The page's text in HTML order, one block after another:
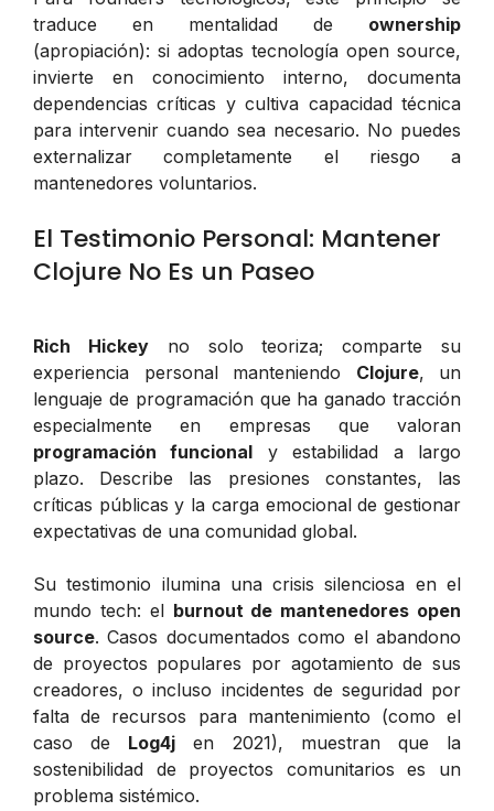
traduce en mentalidad de ownership
(apropiación): si adoptas tecnología open source,
invierte en conocimiento interno, documenta
dependencias críticas y cultiva capacidad técnica
para intervenir cuando sea necesario. No puedes
externalizar completamente el riesgo a
mantenedores voluntarios.
El Testimonio Personal: Mantener
Clojure No Es un Paseo
Rich Hickeyno solo teoriza; comparte su
experiencia personal manteniendo Clojure, un
lenguaje de programación que ha ganado tracción
especialmente en empresas que valoran
programación funcional y estabilidad a largo
plazo. Describe las presiones constantes, las
críticas públicas y la carga emocional de gestionar
expectativas de una comunidad global.
Su testimonio ilumina una crisis silenciosa en el
mundo tech: el burnout de mantenedores open
source. Casos documentados como el abandono
de proyectos populares por agotamiento de sus
creadores, o incluso incidentes de seguridad por
falta de recursos para mantenimiento (como el
caso de Log4j en 2021), muestran que la
sostenibilidad de proyectos comunitarios es un
problema sistémico.